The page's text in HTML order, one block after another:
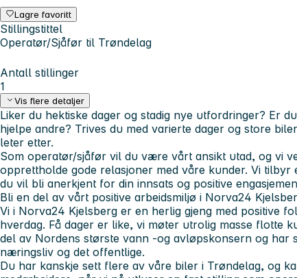
Lagre favoritt
Stillingstittel
Operatør/Sjåfør til Trøndelag
Antall stillinger
1
Vis flere detaljer
Liker du hektiske dager og stadig nye utfordringer? Er
hjelpe andre? Trives du med varierte dager og store
leter etter.
Som operatør/sjåfør vil du være vårt ansikt utad, og vi
opprettholde gode relasjoner med våre kunder. Vi tilbyr
du vil bli anerkjent for din innsats og positive
Bli en del av vårt positive arbeidsmiljø i Norva24
Vi i Norva24 Kjelsberg er en herlig gjeng med positive
hverdag. Få dager er like, vi møter utrolig masse flotte
del av Nordens største vann -og avløpskonsern og har
næringsliv og det offentlige.
Du har kanskje sett flere av våre biler i Trøndelag, og